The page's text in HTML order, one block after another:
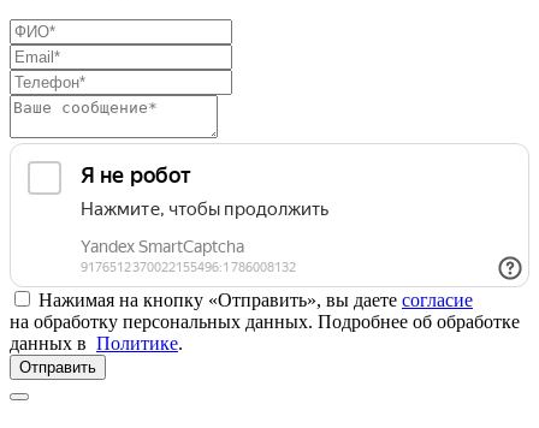
Нажимая на кнопку «Отправить», вы даете согласие
на обработку персональных данных. Подробнее об обработке
данных в Политике.
Отправить